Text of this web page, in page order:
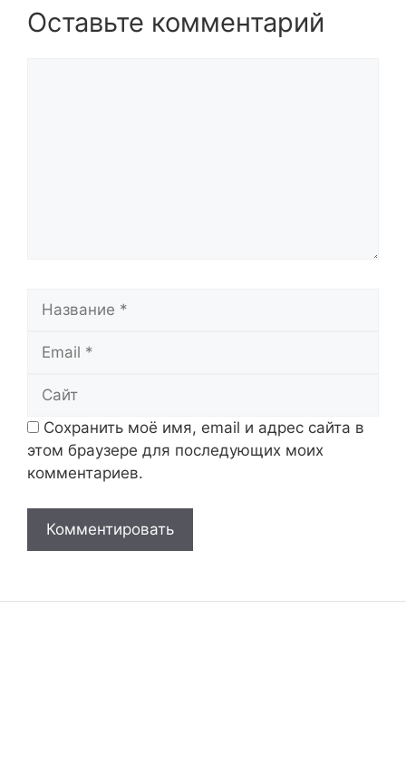
Оставьте комментарий
Название
Email
Сайт
Сохранить моё имя, email и адрес сайта в
этом браузере для последующих моих
комментариев.